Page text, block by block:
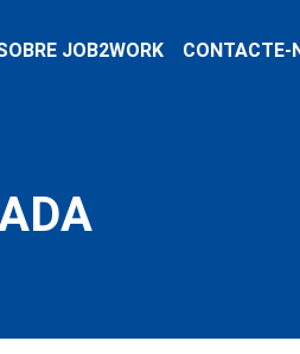
JOB2WORK CONTACTE-